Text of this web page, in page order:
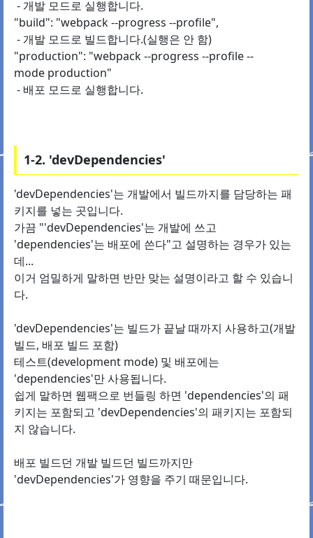
- 개발 모드로 실행합니다.
"build": "webpack --progress --profile",
- 개발 모드로 빌드합니다.(실행은 안 함)
"production": "webpack --progress --profile --
mode production"
- 배포 모드로 실행합니다.
1-2. 'devDependencies'
'devDependencies'는 개발에서 빌드까지를 담당하는 패
키지를 넣는 곳입니다.
가끔 "'devDependencies'는 개발에 쓰고
'dependencies'는 배포에 쓴다"고 설명하는 경우가 있는
데...
이거 엄밀하게 말하면 반만 맞는 설명이라고 할 수 있습니
다.
'devDependencies'는 빌드가 끝날 때까지 사용하고(개발
빌드, 배포 빌드 포함)
테스트(development mode) 및 배포에는
'dependencies'만 사용됩니다.
쉽게 말하면 웹팩으로 번들링 하면 'dependencies'의 패
키지는 포함되고 'devDependencies'의 패키지는 포함되
지 않습니다.
배포 빌드던 개발 빌드던 빌드까지만
'devDependencies'가 영향을 주기 때문입니다.